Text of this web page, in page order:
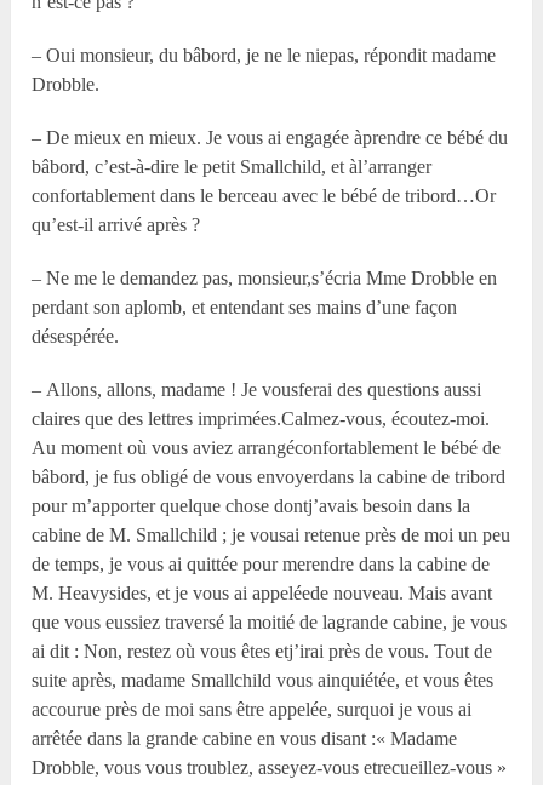
– Oui monsieur, du bâbord, je ne le niepas, répondit madame
Drobble.
– De mieux en mieux. Je vous ai engagée àprendre ce bébé du
bâbord, c’est-à-dire le petit Smallchild, et àl’arranger
confortablement dans le berceau avec le bébé de tribord…Or
qu’est-il arrivé après ?
– Ne me le demandez pas, monsieur,s’écria Mme Drobble en
perdant son aplomb, et entendant ses mains d’une façon
désespérée.
– Allons, allons, madame ! Je vousferai des questions aussi
claires que des lettres imprimées.Calmez-vous, écoutez-moi.
Au moment où vous aviez arrangéconfortablement le bébé de
bâbord, je fus obligé de vous envoyerdans la cabine de tribord
pour m’apporter quelque chose dontj’avais besoin dans la
cabine de M. Smallchild ; je vousai retenue près de moi un peu
de temps, je vous ai quittée pour merendre dans la cabine de
M. Heavysides, et je vous ai appeléede nouveau. Mais avant
que vous eussiez traversé la moitié de lagrande cabine, je vous
ai dit : Non, restez où vous êtes etj’irai près de vous. Tout de
suite après, madame Smallchild vous ainquiétée, et vous êtes
accourue près de moi sans être appelée, surquoi je vous ai
arrêtée dans la grande cabine en vous disant :« Madame
Drobble, vous vous troublez, asseyez-vous etrecueillez-vous »